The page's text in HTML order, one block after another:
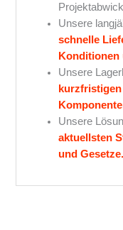
Unsere
schnelle
Konditionen
Unsere
Unsere
aktuellsten
und Gesetze.